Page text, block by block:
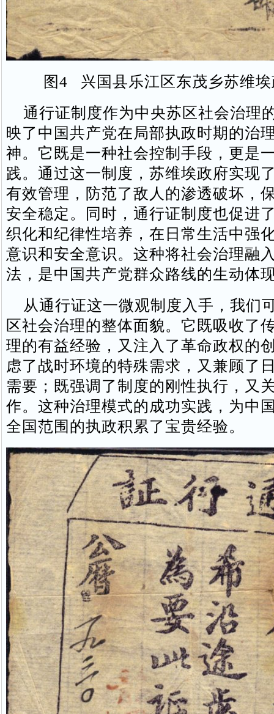
图4 兴国县乐江区东茂乡苏维
通行证制度作为中央苏区社会治理
映了中国共产党在局部执政时期的治
神。它既是一种社会控制手段，更是
践。通过这一制度，苏维埃政府实现
有效管理，防范了敌人的渗透破坏，
安全稳定。同时，通行证制度也促进
织化和纪律性培养，在日常生活中强
意识和安全意识。这种将社会治理融
法，是中国共产党群众路线的生动体
从通行证这一微观制度入手，我们
区社会治理的整体面貌。它既吸收了
理的有益经验，又注入了革命政权的
虑了战时环境的特殊需求，又兼顾了
需要；既强调了制度的刚性执行，又
作。这种治理模式的成功实践，为中
全国范围的执政积累了宝贵经验。